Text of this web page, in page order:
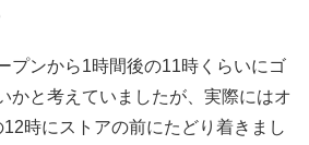
プンから1時間後の11時くらいにゴ
かと考えていましたが、実際にはオ
時にストアの前にたどり着きまし